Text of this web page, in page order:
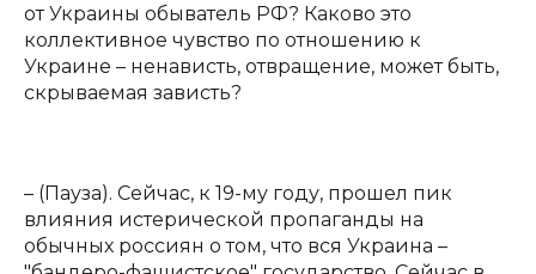
от Украины обыватель РФ? Каково это
коллективное чувство по отношению к
Украине – ненависть, отвращение, может быть,
скрываемая зависть?
– (Пауза). Сейчас, к 19-му году, прошел пик
влияния истерической пропаганды на
обычных россиян о том, что вся Украина –